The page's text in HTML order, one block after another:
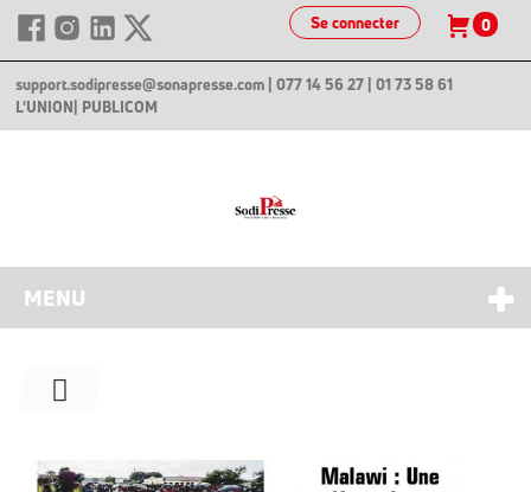
Se connecter 0
support.sodipresse@sonapresse.com | 077 14 56 27 | 01 73 58 61
L'UNION | PUBLICOM
MENU